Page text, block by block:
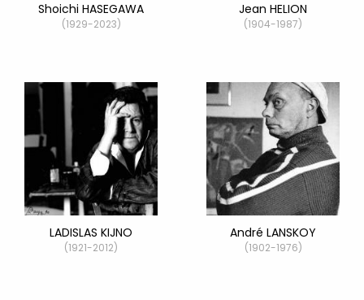
Shoichi HASEGAWA
(1929-2023)
Jean HELION
(1904-1987)
LADISLAS KIJNO
(1921-2012)
André LANSKOY
(1902-1976)